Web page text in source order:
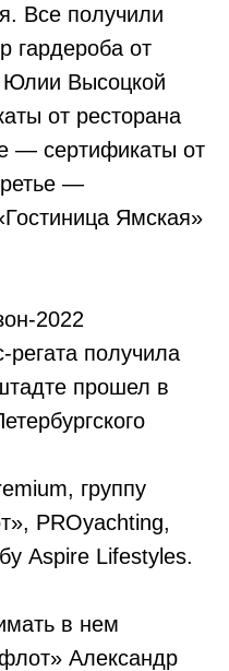
Все получили
гардероба от
Юлии Высоцкой
от ресторана
— сертификаты от
—
Ямская»
2022
получила
прошел в
группу
PROyachting,
Aspire Lifestyles.
в нем
Александр